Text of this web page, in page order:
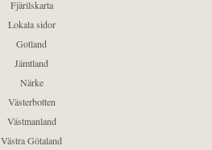
Fjärilskarta
Lokala sidor
Gotland
Jämtland
Närke
Västerbotten
Västmanland
Västra Götaland